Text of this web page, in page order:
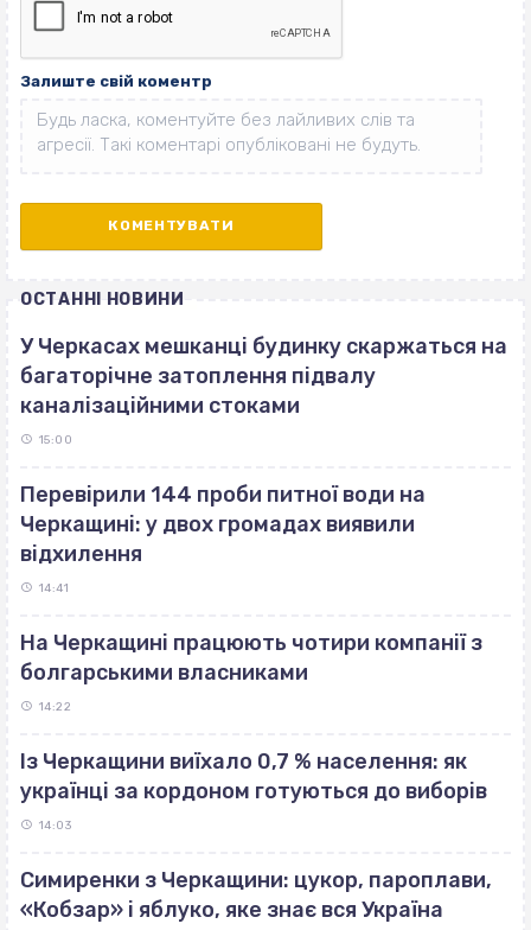
Залиште свій коментр
ОСТАННІ НОВИНИ
У Черкасах мешканці будинку скаржаться на
багаторічне затоплення підвалу
каналізаційними стоками
15:00
Перевірили 144 проби питної води на
Черкащині: у двох громадах виявили
відхилення
14:41
На Черкащині працюють чотири компанії з
болгарськими власниками
14:22
Із Черкащини виїхало 0,7 % населення: як
українці за кордоном готуються до виборів
14:03
Симиренки з Черкащини: цукор, пароплави,
«Кобзар» і яблуко, яке знає вся Україна